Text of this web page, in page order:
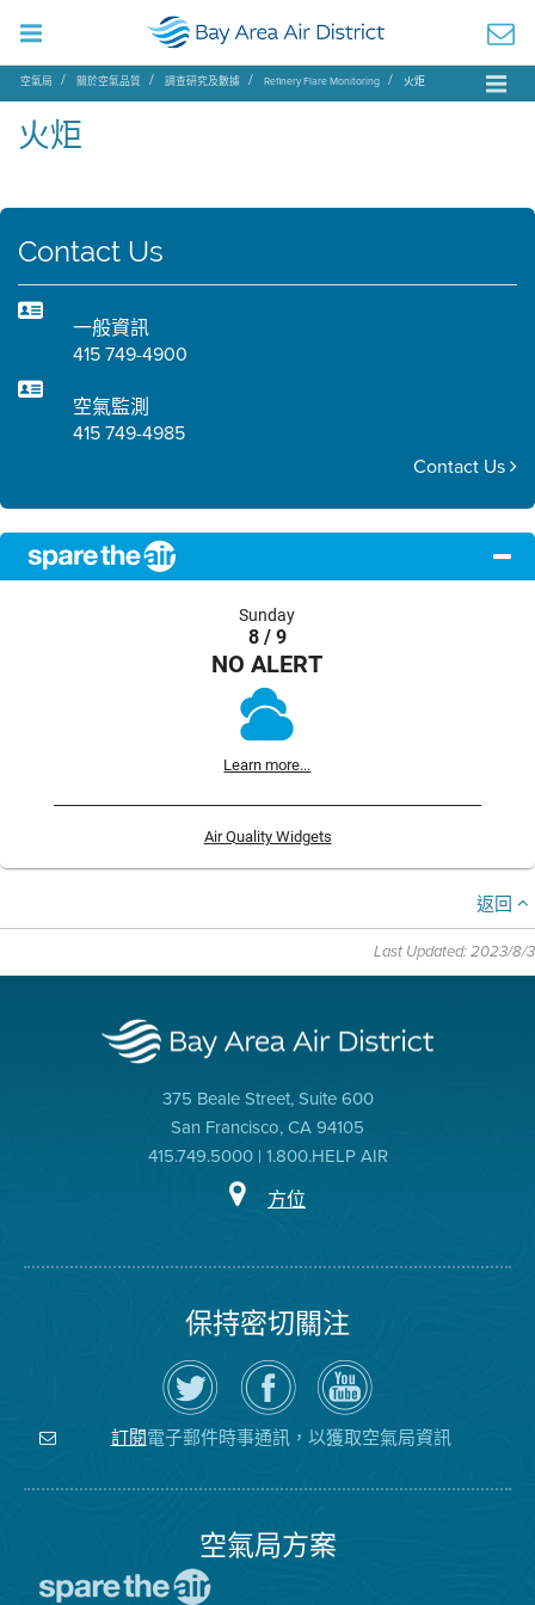
空氣局 關於空氣品質 調查研究及數據 Refinery Flare Monitoring 火炬
火炬
Contact Us
一般資訊
415 749-4900
空氣監測
415 749-4985
Contact Us
Sunday
8 / 9
NO ALERT
Learn more...
Air Quality Widgets
返回
Last Updated: 2023/8/3
375 Beale Street, Suite 600
San Francisco, CA 94105
415.749.5000 | 1.800.HELP AIR
方位
保持密切關注
在
Twitter
上
關
注
空
瀏
覽
氣
局
的
空
氣
局
YouTube
頻
道
訂閱電子郵件時事通訊，以獲取空氣局資訊
空氣局方案